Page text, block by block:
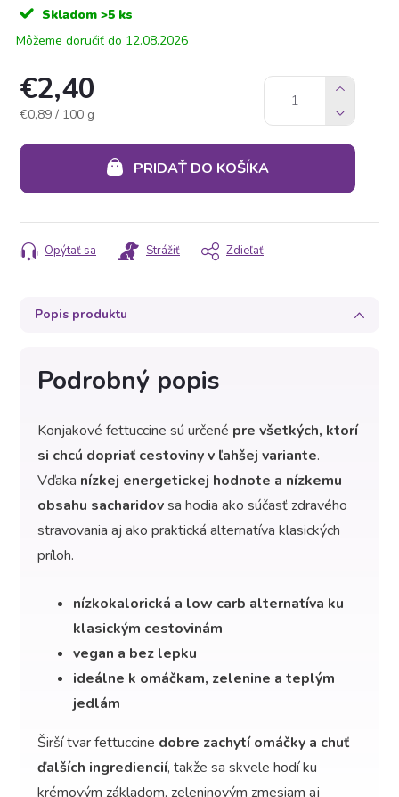
Skladom >5 ks
12.08.2026
€2,40
Jednotková
€0,89 / 100 g
PRIDAŤ DO KOŠÍKA
Opýtať sa Strážiť Zdieľať
Popis produktu
Podrobný popis
Konjakové fettuccine sú určené pre všetkých, ktorí
si chcú dopriať cestoviny v ľahšej variante.
Vďaka nízkej energetickej hodnote a nízkemu
obsahu sacharidovsa hodia ako súčasť zdravého
stravovania aj ako praktická alternatíva klasických
príloh.
nízkokalorická a low carb alternatíva ku
klasickým cestovinám
vegan a bez lepku
ideálne k omáčkam, zelenine a teplým
jedlám
Širší tvar fettuccine dobre zachytí omáčky a chuť
ďalších ingrediencií, takže sa skvele hodí ku
krémovým základom, zeleninovým zmesiam aj